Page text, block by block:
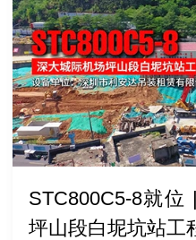
STC800C5-8就
坪山段白坭坑站工